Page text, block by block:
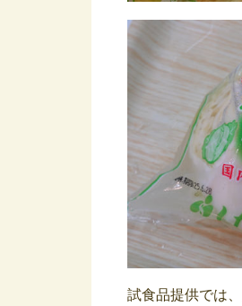
試食品提供では